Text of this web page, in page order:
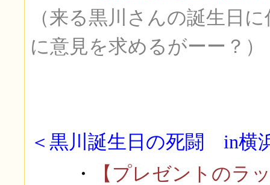
（来る黒川さんの誕生日
に意見を求めるがーー？）
＜黒川誕生日の死闘 in横
・
【プレゼントのラ